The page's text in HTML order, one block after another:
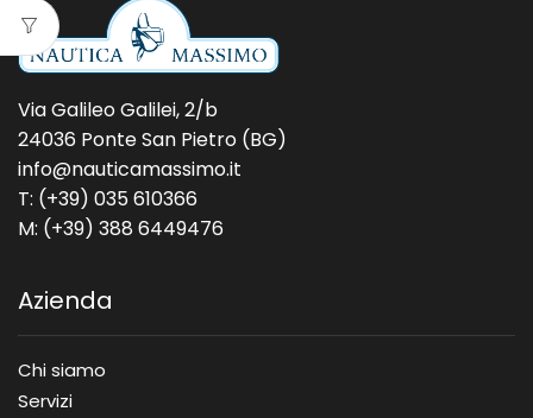
Via Galileo Galilei, 2/b
24036 Ponte San Pietro (BG)
info@nauticamassimo.it
T: (+39) 035 610366
M: (+39) 388 6449476
Azienda
Chi siamo
Servizi